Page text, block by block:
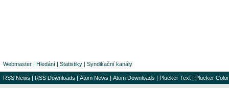
Webmaster | Hledání | Statistiky | Syndikační kanály
RSS News | RSS Downloads | Atom News | Atom Downloads | Plucker Text | Plucker Color